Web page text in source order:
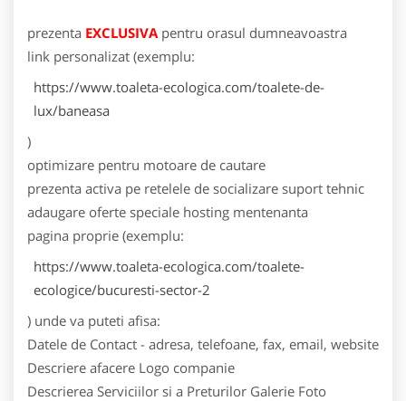
prezenta EXCLUSIVA pentru orasul dumneavoastra
link personalizat (exemplu:
https://www.toaleta-ecologica.com/toalete-de-
lux/baneasa
)
optimizare pentru motoare de cautare
prezenta activa pe retelele de socializare suport tehnic
adaugare oferte speciale hosting mentenanta
pagina proprie (exemplu:
https://www.toaleta-ecologica.com/toalete-
ecologice/bucuresti-sector-2
) unde va puteti afisa:
Datele de Contact - adresa, telefoane, fax, email, website
Descriere afacere Logo companie
Descrierea Serviciilor si a Preturilor Galerie Foto